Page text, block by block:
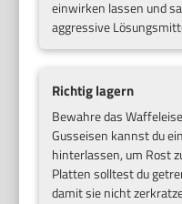
einwirken lassen und
aggressive
Richtig lagern
Bewahre das
Gusseisen kannst du
hinterlassen, um Rost
Platten solltest du
damit sie nicht